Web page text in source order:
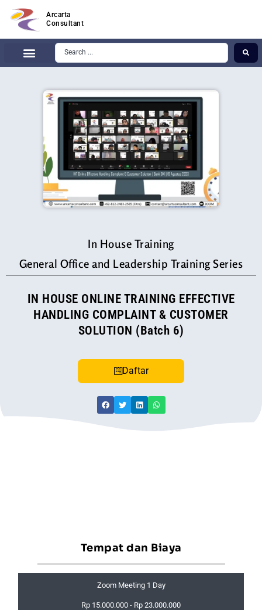
Arcarta
Consultant
In House Training
General Office and Leadership Training Series
IN HOUSE ONLINE TRAINING EFFECTIVE
HANDLING COMPLAINT & CUSTOMER
SOLUTION (Batch 6)
Daftar
Tempat dan Biaya
Zoom Meeting 1 Day
Rp 15.000.000 - Rp 23.000.000